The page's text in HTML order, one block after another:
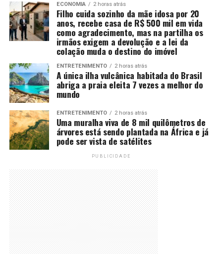
ECONOMIA 2 horas atrás
Filho cuida sozinho da mãe idosa por 20
anos, recebe casa de R$ 500 mil em vida
como agradecimento, mas na partilha os
irmãos exigem a devolução e a lei da
colação muda o destino do imóvel
ENTRETENIMENTO 2 horas atrás
A única ilha vulcânica habitada do Brasil
abriga a praia eleita 7 vezes a melhor do
mundo
ENTRETENIMENTO 2 horas atrás
Uma muralha viva de 8 mil quilômetros de
árvores está sendo plantada na África e já
pode ser vista de satélites
PUBLICIDADE